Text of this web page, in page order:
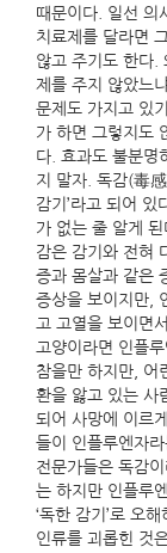
때문이다. 일선 의
치료제를 달라면
않고 주기도 한다.
제를 주지 않았느
문제도 가지고 있
가 하면 그렇지도
다. 효과도 불분명
지 말자. 독감(毒
감기’라고 되어 있
가 없는 줄 알게
감은 감기와 전혀
증과 몸살과 같은
증상을 보이지만,
고 고열을 보이면
고양이라면 인플
참을만 하지만, 어
환을 앓고 있는 사
되어 사망에 이르
들이 인플루엔자
전문가들은 독감
는 하지만 인플루
‘독한 감기’로 오
인류를 괴롭힌 것